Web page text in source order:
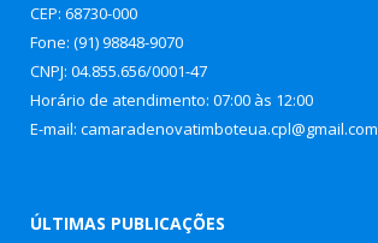
CEP: 68730-000
Fone: (91) 98848-9070
CNPJ: 04.855.656/0001-47
Horário de atendimento: 07:00 às 12:00
E-mail: camaradenovatimboteua.cpl@gmail.com
ÚLTIMAS PUBLICAÇÕES